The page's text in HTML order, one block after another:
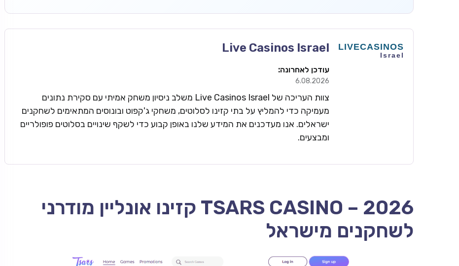
Live Casinos Israel
עודכן לאחרונה:
6.08.2026
צוות העריכה של Live Casinos Israel משלב ניסיון משחק אמיתי עם סקירת נתונים
מעמיקה כדי להמליץ על בתי קזינו לסלוטים, משחקי ג'קפוט ובונוסים המתאימים לשחקנים
ישראלים. אנו מעדכנים את המידע שלנו באופן קבוע כדי לשקף שינויים בסלוטים פופולריים
ומבצעים.
TSARS CASINO – 2026 קזינו אונליין מודרני
לשחקנים מישראל